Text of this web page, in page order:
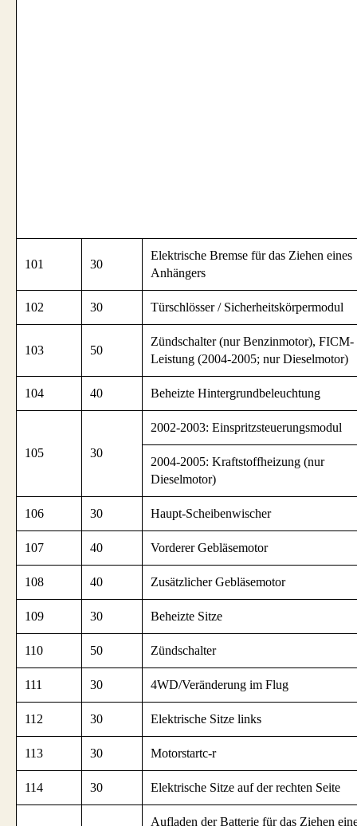
101 30
Elektrische Bremse für das Ziehen eines
Anhängers
102 30 Türschlösser / Sicherheitskörpermodul
103 50
Zündschalter (nur Benzinmotor), FICM-
Leistung (2004-2005; nur Dieselmotor)
104 40 Beheizte Hintergrundbeleuchtung
105 30
2002-2003: Einspritzsteuerungsmodul
2004-2005: Kraftstoffheizung (nur
Dieselmotor)
106 30 Haupt-Scheibenwischer
107 40 Vorderer Gebläsemotor
108 40 Zusätzlicher Gebläsemotor
109 30 Beheizte Sitze
110 50 Zündschalter
111 30 4WD/Veränderung im Flug
112 30 Elektrische Sitze links
113 30 Motorstartc-r
114 30 Elektrische Sitze auf der rechten Seite
Aufladen der Batterie für das Ziehen